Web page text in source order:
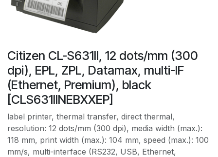
Citizen CL-S631II, 12 dots/mm (300
dpi), EPL, ZPL, Datamax, multi-IF
(Ethernet, Premium), black
[CLS631IINEBXXEP]
label printer, thermal transfer, direct thermal,
resolution: 12 dots/mm (300 dpi), media width (max.):
118 mm, print width (max.): 104 mm, speed (max.): 100
mm/s, multi-interface (RS232, USB, Ethernet,